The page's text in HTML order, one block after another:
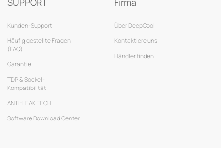
SUPPORT
Kunden-Support
Häufig gestellte Fragen
(FAQ)
Garantie
TDP & Sockel-
Kompatibilität
ANTI-LEAK TECH
Software Download Center
Firma
Über DeepCool
Kontaktiere uns
Händler finden